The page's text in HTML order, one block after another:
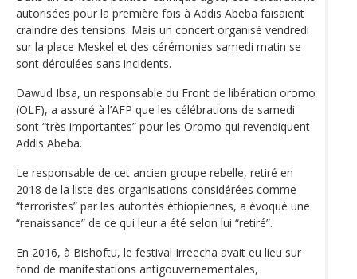
autorisées pour la première fois à Addis Abeba faisaient
craindre des tensions. Mais un concert organisé vendredi
sur la place Meskel et des cérémonies samedi matin se
sont déroulées sans incidents.
Dawud Ibsa, un responsable du Front de libération oromo
(OLF), a assuré à l’AFP que les célébrations de samedi
sont “très importantes” pour les Oromo qui revendiquent
Addis Abeba.
Le responsable de cet ancien groupe rebelle, retiré en
2018 de la liste des organisations considérées comme
“terroristes” par les autorités éthiopiennes, a évoqué une
“renaissance” de ce qui leur a été selon lui “retiré”.
En 2016, à Bishoftu, le festival Irreecha avait eu lieu sur
fond de manifestations antigouvernementales,